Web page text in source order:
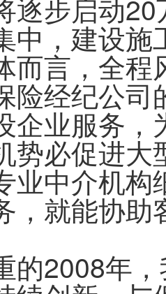
逐步启动
中，建设
而言，全
险经纪公
企业服务
势必促进
业中介机
，就能协助
的2008年